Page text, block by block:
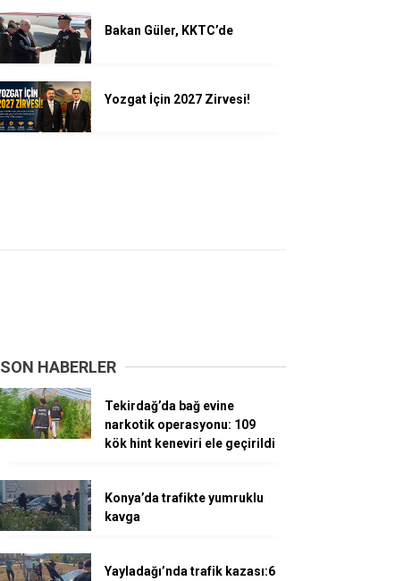
Bakan Güler, KKTC’de
Yozgat İçin 2027 Zirvesi!
SON HABERLER
Tekirdağ’da bağ evine
narkotik operasyonu: 109
kök hint keneviri ele geçirildi
Konya’da trafikte yumruklu
kavga
Yayladağı’nda trafik kazası:6